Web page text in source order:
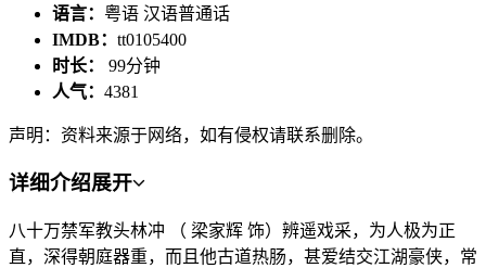
语言： 粤语 汉语普通话
IMDB： tt0105400
时长： 99分钟
人气： 4381
声明：资料来源于网络，如有侵权请联系删除。
详细介绍展开
八十万禁军教头林冲 （ 梁家辉 饰）辨遥戏采，为人极为正
直，深得朝庭器重，而且他古道热肠，甚爱结交江湖豪侠，常